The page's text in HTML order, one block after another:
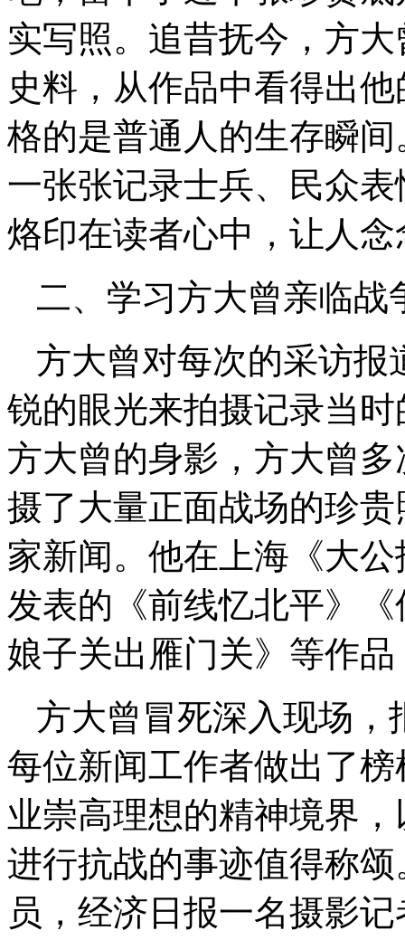
实写照。追昔抚今，方
史料，从作品中看得出
格的是普通人的生存瞬
一张张记录士兵、民众
烙印在读者心中，让人
二、学习方大曾亲临战
方大曾对每次的采访报
锐的眼光来拍摄记录当
方大曾的身影，方大曾
摄了大量正面战场的珍
家新闻。他在上海《大
发表的《前线忆北平》
娘子关出雁门关》等作
方大曾冒死深入现场，
每位新闻工作者做出了
业崇高理想的精神境界
进行抗战的事迹值得称
员，经济日报一名摄影